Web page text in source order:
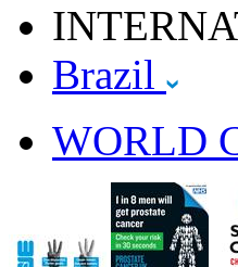
Brazil
WORLD